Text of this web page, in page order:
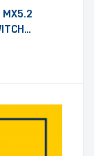
MX5.2